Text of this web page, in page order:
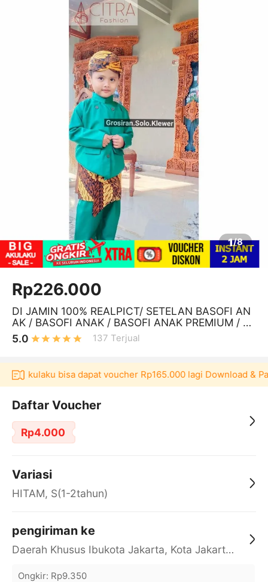
1/8
Rp226.000
DI JAMIN 100% REALPICT/ SETELAN BASOFI AN
AK / BASOFI ANAK / BASOFI ANAK PREMIUM / K
OSTUM JAWA ANAK / BAJU ADAT ANAK /
5.0 137 Terjual
Akulaku bisa dapat voucher Rp165.000 lagi Download &
Daftar Voucher
Rp4.000
Variasi
HITAM, S(1-2tahun)
pengiriman ke
Daerah Khusus Ibukota Jakarta, Kota Jakarta Barat, Cengkareng, yy
Ongkir: Rp9.350